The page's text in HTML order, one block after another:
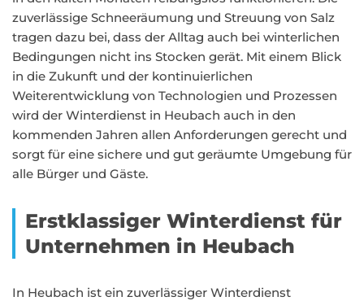
zuverlässige Schneeräumung und Streuung von Salz
tragen dazu bei, dass der Alltag auch bei winterlichen
Bedingungen nicht ins Stocken gerät. Mit einem Blick
in die Zukunft und der kontinuierlichen
Weiterentwicklung von Technologien und Prozessen
wird der Winterdienst in Heubach auch in den
kommenden Jahren allen Anforderungen gerecht und
sorgt für eine sichere und gut geräumte Umgebung für
alle Bürger und Gäste.
Erstklassiger Winterdienst für
Unternehmen in Heubach
In Heubach ist ein zuverlässiger Winterdienst